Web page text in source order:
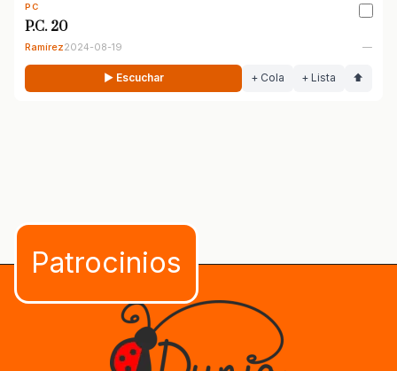
PC
P.C. 20
Ramírez2024-08-19 —
▶ Escuchar + Cola + Lista ⬆